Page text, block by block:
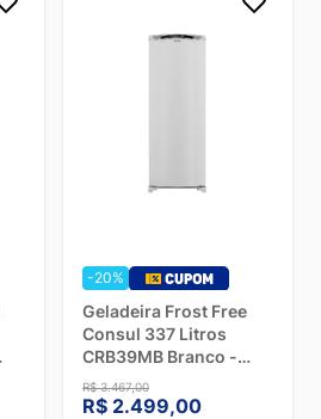
-20%
Geladeira Frost Free
Consul 337 Litros
CRB39MB Branco -
220V
R$ 3.467,00
R$ 2.499,00